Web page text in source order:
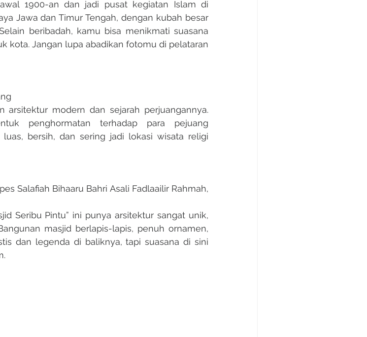
Jawa dan Timur Tengah, dengan kubah besar
beribadah, kamu bisa menikmati suasana
kota. Jangan lupa abadikan fotomu di pelataran
penghormatan terhadap para pejuang
bersih, dan sering jadi lokasi wisata religi
Salafiah Bihaaru Bahri Asali Fadlaailir Rahmah,
masjid berlapis-lapis, penuh ornamen,
dan legenda di baliknya, tapi suasana di sini